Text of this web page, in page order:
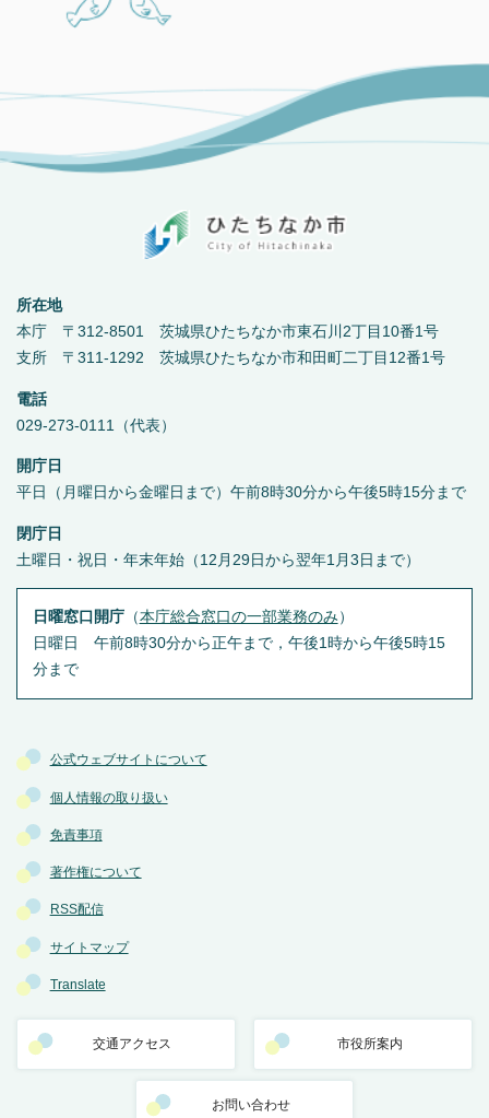
公式ウェブサイトについて
個人情報の取り扱い
免責事項
著作権について
RSS配信
サイトマップ
Translate
交通アクセス 市役所案内
お問い合わせ
所在地
本庁 〒312-8501 茨城県ひたちなか市東石川2丁目10番1号
支所 〒311-1292 茨城県ひたちなか市和田町二丁目12番1号
電話
029-273-0111（代表）
開庁日
平日（月曜日から金曜日まで）午前8時30分から午後5時15分まで
閉庁日
土曜日・祝日・年末年始（12月29日から翌年1月3日まで）
日曜窓口開庁（本庁総合窓口の一部業務のみ ）
日曜日 午前8時30分から正午まで，午後1時から午後5時15
分まで